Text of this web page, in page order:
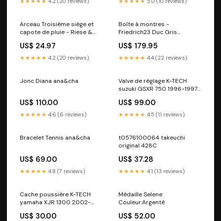
Arceau Troisième siège et
capote de pluie - Riese &
US$ 24.97
★★★★★ 4.2 (20 reviews)
Boîte à montres -
Friedrich23 Duc Gris
US$ 179.95
★★★★★ 4.4 (22 reviews)
Jonc Diana ana&cha
US$ 110.00
★★★★★ 4.6 (6 reviews)
Valve de réglage K-TECH
suzuki GSXR 750 1996-1997
US$ 99.00
★★★★★ 4.5 (11 reviews)
Bracelet Tennis ana&cha
US$ 69.00
★★★★★ 4.8 (7 reviews)
t0576100064 takeuchi
original 428C
US$ 37.28
★★★★★ 4.1 (13 reviews)
Cache poussière K-TECH
yamaha XJR 1300 2002-
US$ 30.00
Médaille Selene
Couleur:Argenté
US$ 52.00